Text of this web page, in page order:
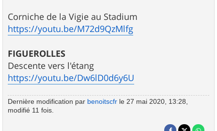
Corniche de la Vigie au Stadium
https://youtu.be/M72d9QzMlfg
FIGUEROLLES
Descente vers l'étang
https://youtu.be/Dw6lD0d6y6U
Dernière modification par benoitscfr le 27 mai 2020, 13:28,
modifié 11 fois.